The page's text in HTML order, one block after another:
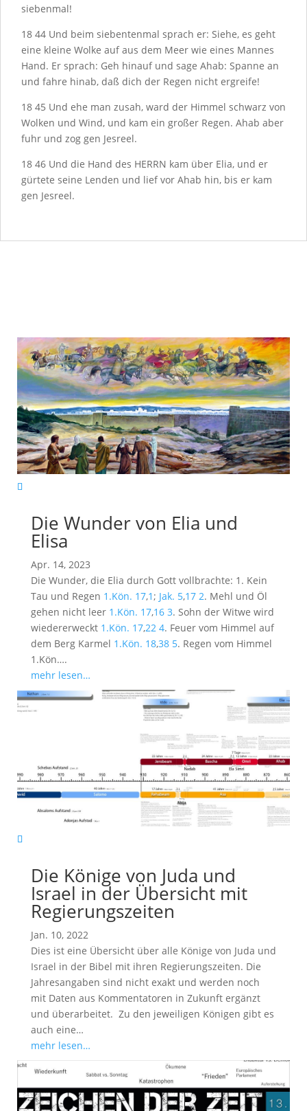
siebenmal!
18 44 Und beim siebentenmal sprach er: Siehe, es geht
eine kleine Wolke auf aus dem Meer wie eines Mannes
Hand. Er sprach: Geh hinauf und sage Ahab: Spanne an
und fahre hinab, daß dich der Regen nicht ergreife!
18 45 Und ehe man zusah, ward der Himmel schwarz von
Wolken und Wind, und kam ein großer Regen. Ahab aber
fuhr und zog gen Jesreel.
18 46 Und die Hand des HERRN kam über Elia, und er
gürtete seine Lenden und lief vor Ahab hin, bis er kam
gen Jesreel.
Die Wunder von Elia und
Elisa
Apr. 14, 2023
Die Wunder, die Elia durch Gott vollbrachte: 1. Kein
Tau und Regen 1.Kön. 17,1; Jak. 5,17 2. Mehl und Öl
gehen nicht leer 1.Kön. 17,16 3. Sohn der Witwe wird
wiedererweckt 1.Kön. 17,22 4. Feuer vom Himmel auf
dem Berg Karmel 1.Kön. 18,38 5. Regen vom Himmel
1.Kön….
mehr lesen…
Die Könige von Juda und
Israel in der Übersicht mit
Regierungszeiten
Jan. 10, 2022
Dies ist eine Übersicht über alle Könige von Juda und
Israel in der Bibel mit ihren Regierungszeiten. Die
Jahresangaben sind nicht exakt und werden noch
mit Daten aus Kommentatoren in Zukunft ergänzt
und überarbeitet. Zu den jeweiligen Königen gibt es
auch eine…
mehr lesen…